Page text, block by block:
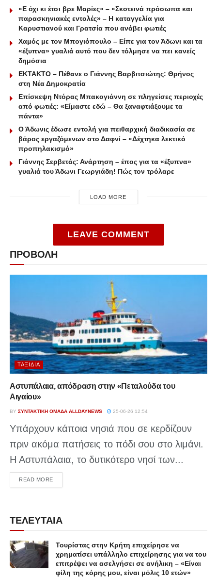
«Ε όχι κι έτσι βρε Μαρίες» – «Σκοτεινά πρόσωπα και
παρασκηνιακές εντολές» – Η καταγγελία για
Καρυστιανού και Γρατσία που ανάβει φωτιές
Χαμός με τον Μπογιόπουλο – Είπε για τον Άδωνι και τα
«έξυπνα» γυαλιά αυτό που δεν τόλμησε να πει κανείς
δημόσια
ΕΚΤΑΚΤΟ – Πέθανε ο Γιάννης Βαρβιτσιώτης: Θρήνος
στη Νέα Δημοκρατία
Επίσκεψη Ντόρας Μπακογιάννη σε πληγείσες περιοχές
από φωτιές: «Είμαστε εδώ – Θα ξαναφτιάξουμε τα
πάντα»
Ο Άδωνις έδωσε εντολή για πειθαρχική διαδικασία σε
βάρος εργαζόμενων στο Δαφνί – «Δέχτηκα λεκτικό
προπηλακισμό»
Γιάννης Σερβετάς: Ανάρτηση – έπος για τα «έξυπνα»
γυαλιά του Άδωνι Γεωργιάδη! Πώς τον τρόλαρε
LOAD MORE
LEAVE COMMENT
ΠΡΟΒΟΛΗ
ΤΑΞΊΔΙΑ
Αστυπάλαια, απόδραση στην «Πεταλούδα του
Αιγαίου»
BY ΣΥΝΤΑΚΤΙΚΉ ΟΜΆΔΑ ALLDAYNEWS 25-06-26 12:54
Υπάρχουν κάποια νησιά που σε κερδίζουν
πριν ακόμα πατήσεις το πόδι σου στο λιμάνι.
Η Αστυπάλαια, το δυτικότερο νησί των...
READ MOREDETAILS
ΤΕΛΕΥΤΑΙΑ
Τουρίστας στην Κρήτη επιχείρησε να
χρηματίσει υπάλληλο επιχείρησης για να του
επιτρέψει να ασελγήσει σε ανήλικη – «Είναι
φίλη της κόρης μου, είναι μόλις 10 ετών»